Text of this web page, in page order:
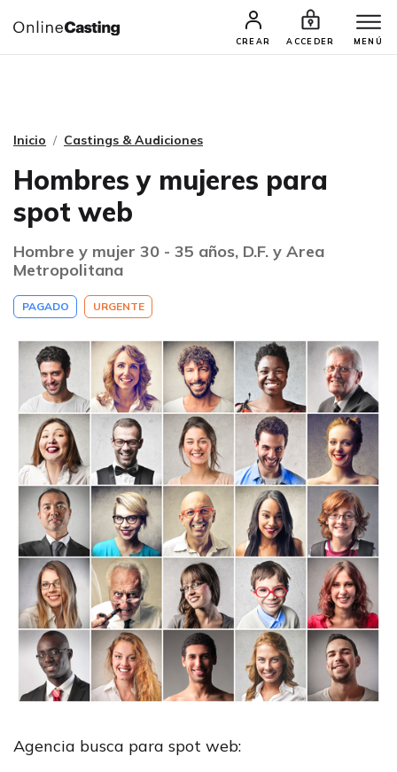
CREAR ACCEDER MENÚ
CASTINGS Y AUDICIONES TALENTOS
Inicio Castings & Audiciones
Hombres y mujeres para
spot web
Hombre y mujer 30 - 35 años, D.F. y Area
Metropolitana
PAGADO URGENTE
Agencia busca para spot web: